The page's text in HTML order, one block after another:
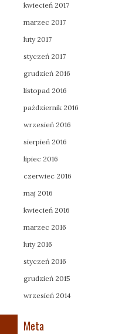
kwiecień 2017
marzec 2017
luty 2017
styczeń 2017
grudzień 2016
listopad 2016
październik 2016
wrzesień 2016
sierpień 2016
lipiec 2016
czerwiec 2016
maj 2016
kwiecień 2016
marzec 2016
luty 2016
styczeń 2016
grudzień 2015
wrzesień 2014
Meta